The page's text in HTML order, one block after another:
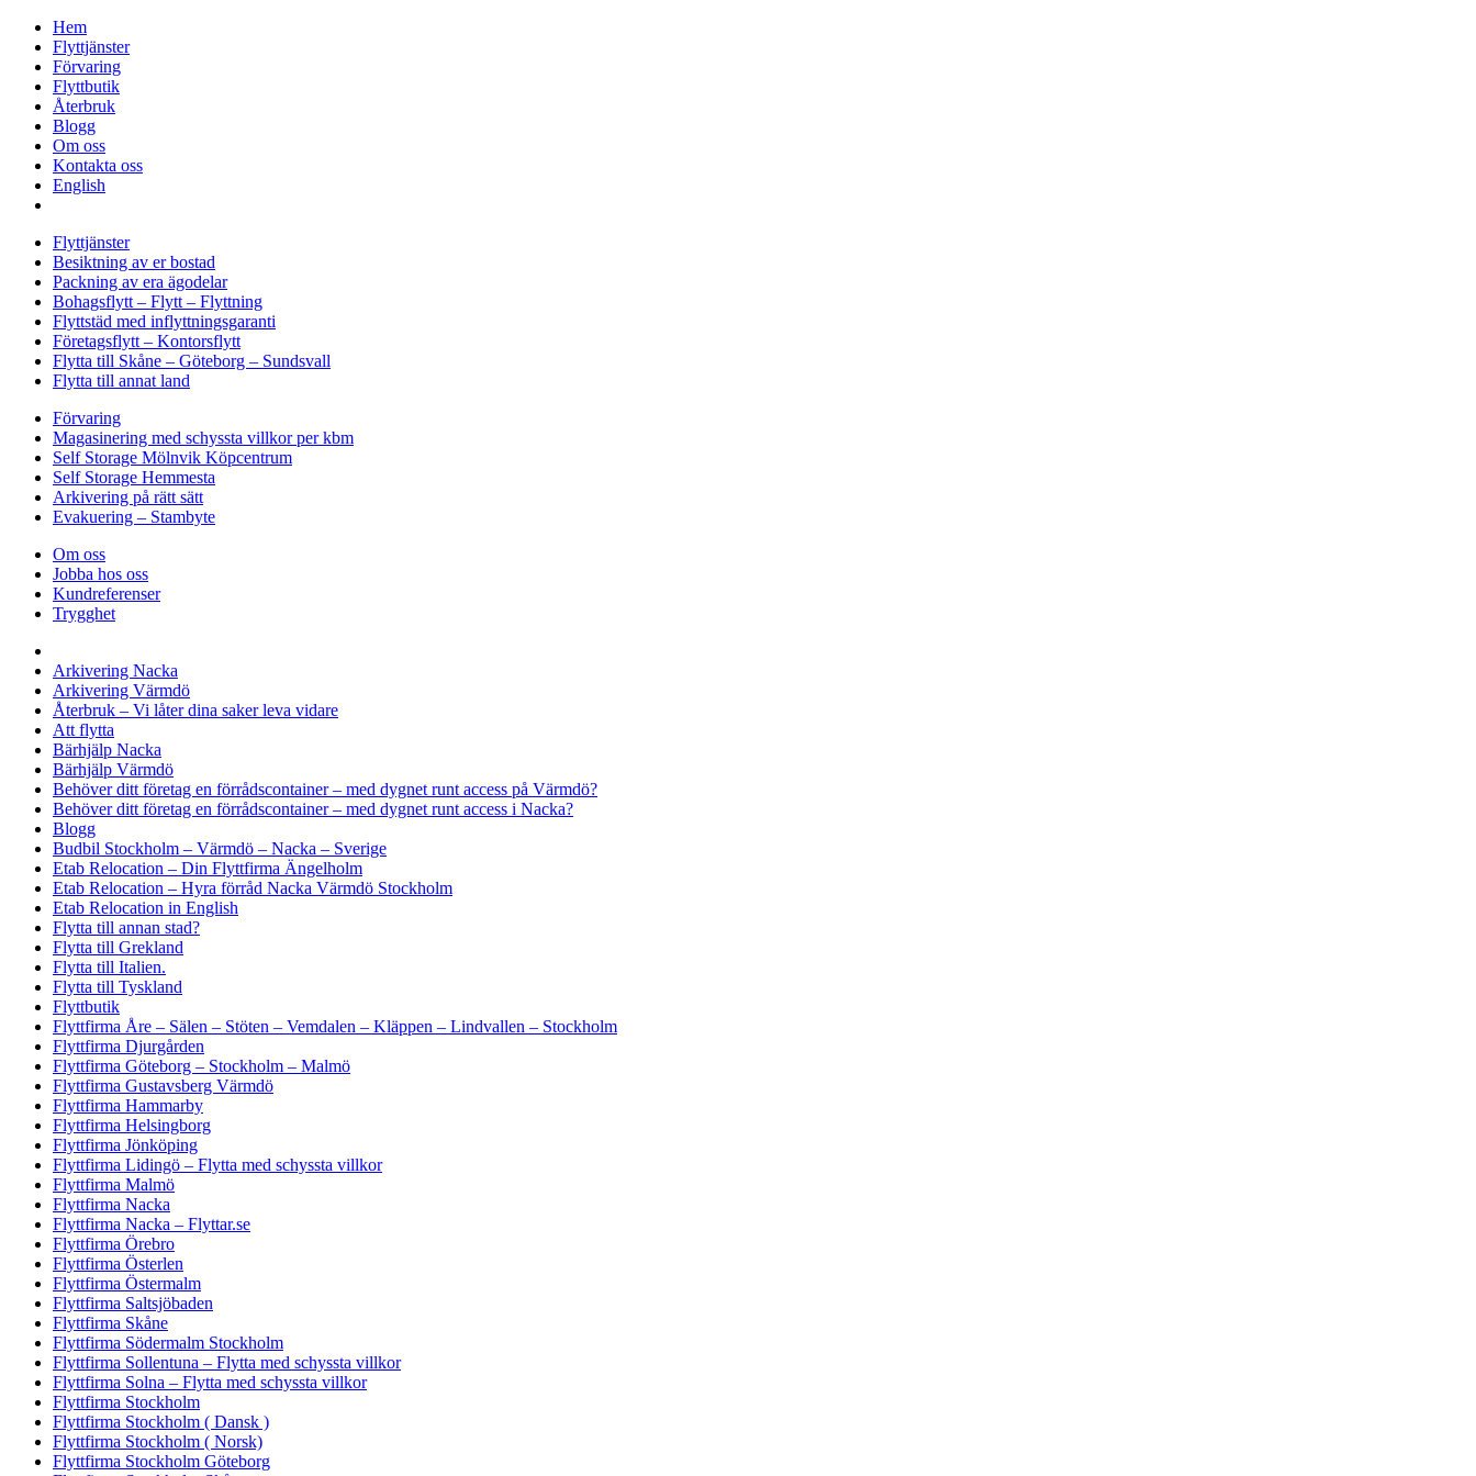
Hem
Flyttjänster
Förvaring
Flyttbutik
Återbruk
Blogg
Om oss
Kontakta oss
English
Flyttjänster
Besiktning av er bostad
Packning av era ägodelar
Bohagsflytt – Flytt – Flyttning
Flyttstäd med inflyttningsgaranti
Företagsflytt – Kontorsflytt
Flytta till Skåne – Göteborg – Sundsvall
Flytta till annat land
Förvaring
Magasinering med schyssta villkor per kbm
Self Storage Mölnvik Köpcentrum
Self Storage Hemmesta
Arkivering på rätt sätt
Evakuering – Stambyte
Om oss
Jobba hos oss
Kundreferenser
Trygghet
Arkivering Nacka
Arkivering Värmdö
Återbruk – Vi låter dina saker leva vidare
Att flytta
Bärhjälp Nacka
Bärhjälp Värmdö
Behöver ditt företag en förrådscontainer – med dygnet runt access på Värmdö?
Behöver ditt företag en förrådscontainer – med dygnet runt access i Nacka?
Blogg
Budbil Stockholm – Värmdö – Nacka – Sverige
Etab Relocation – Din Flyttfirma Ängelholm
Etab Relocation – Hyra förråd Nacka Värmdö Stockholm
Etab Relocation in English
Flytta till annan stad?
Flytta till Grekland
Flytta till Italien.
Flytta till Tyskland
Flyttbutik
Flyttfirma Åre – Sälen – Stöten – Vemdalen – Kläppen – Lindvallen – Stockholm
Flyttfirma Djurgården
Flyttfirma Göteborg – Stockholm – Malmö
Flyttfirma Gustavsberg Värmdö
Flyttfirma Hammarby
Flyttfirma Helsingborg
Flyttfirma Jönköping
Flyttfirma Lidingö – Flytta med schyssta villkor
Flyttfirma Malmö
Flyttfirma Nacka
Flyttfirma Nacka – Flyttar.se
Flyttfirma Örebro
Flyttfirma Österlen
Flyttfirma Östermalm
Flyttfirma Saltsjöbaden
Flyttfirma Skåne
Flyttfirma Södermalm Stockholm
Flyttfirma Sollentuna – Flytta med schyssta villkor
Flyttfirma Solna – Flytta med schyssta villkor
Flyttfirma Stockholm
Flyttfirma Stockholm ( Dansk )
Flyttfirma Stockholm ( Norsk)
Flyttfirma Stockholm Göteborg